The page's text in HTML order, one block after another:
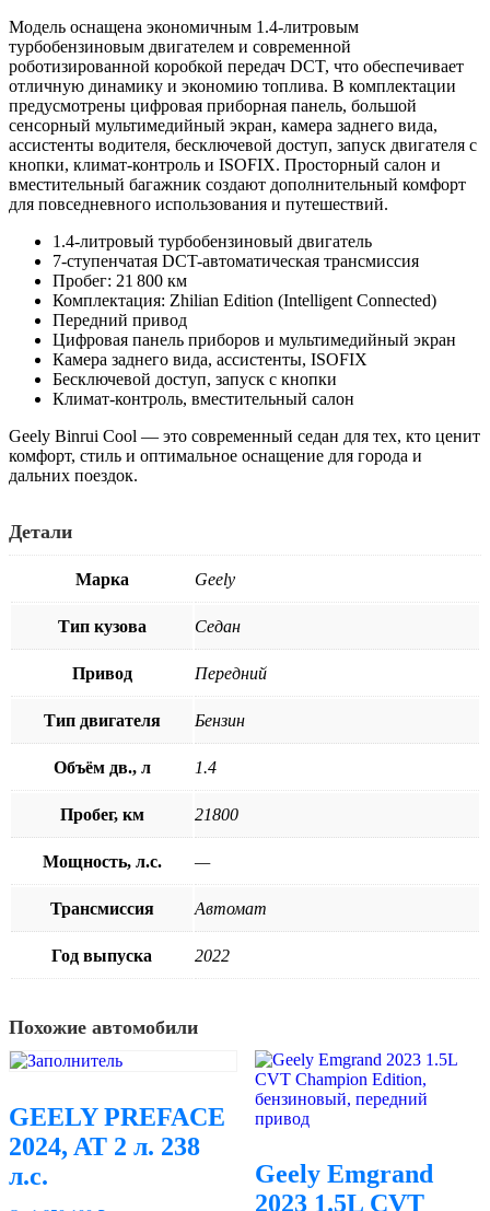
Модель оснащена экономичным 1.4-литровым
турбобензиновым двигателем и современной
роботизированной коробкой передач DCT, что обеспечивает
отличную динамику и экономию топлива. В комплектации
предусмотрены цифровая приборная панель, большой
сенсорный мультимедийный экран, камера заднего вида,
ассистенты водителя, бесключевой доступ, запуск двигателя с
кнопки, климат-контроль и ISOFIX. Просторный салон и
вместительный багажник создают дополнительный комфорт
для повседневного использования и путешествий.
1.4-литровый турбобензиновый двигатель
7-ступенчатая DCT-автоматическая трансмиссия
Пробег: 21 800 км
Комплектация: Zhilian Edition (Intelligent Connected)
Передний привод
Цифровая панель приборов и мультимедийный экран
Камера заднего вида, ассистенты, ISOFIX
Бесключевой доступ, запуск с кнопки
Климат-контроль, вместительный салон
Geely Binrui Cool — это современный седан для тех, кто ценит
комфорт, стиль и оптимальное оснащение для города и
дальних поездок.
Детали
Марка Geely
Тип кузова Седан
Привод Передний
Тип двигателя Бензин
Объём дв., л 1.4
Пробег, км 21800
Мощность, л.с. —
Трансмиссия Автомат
Год выпуска 2022
Похожие автомобили
GEELY PREFACE
2024, AT 2 л. 238
л.с.
Geely Emgrand
2023 1.5L CVT